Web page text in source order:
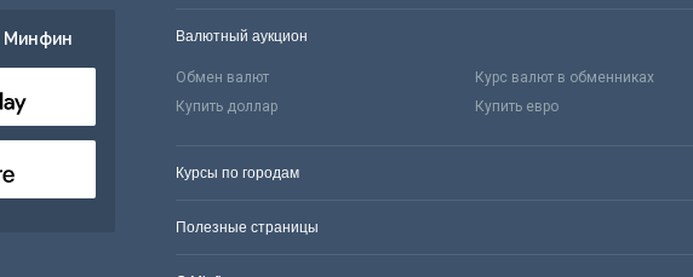
Минфин Валютный аукцион
Обмен валют Курс валют в обменниках
Купить доллар
Купить евро
Курсы по городам
Полезные страницы